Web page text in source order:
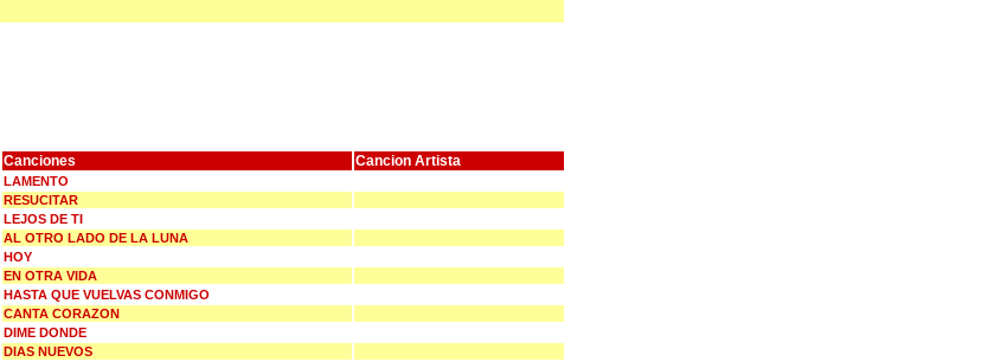
Canciones Cancion Artista
LAMENTO
RESUCITAR
LEJOS DE TI
AL OTRO LADO DE LA LUNA
HOY
EN OTRA VIDA
HASTA QUE VUELVAS CONMIGO
CANTA CORAZON
DIME DONDE
DIAS NUEVOS